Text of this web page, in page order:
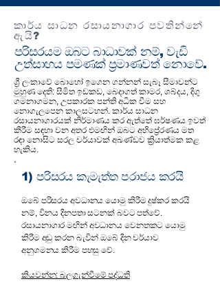
කාර්ය සාධන රසායනාගාර පවතින්නේ
ඇයි?
පරිසරයම ඔබට බාධාවක් නම්, වැඩි
උත්සාහය පමණක් ප්‍රමාණවත් නොවේ.
ශ්‍රී ලංකාවේ බොහෝ ඉගෙන ගන්නන් සැබෑ සීමාවන්ට
මුහුණ දෙති: සීමිත ඉඩකඩ, බෙදාගත් කාමර, ශබ්දය, දිගු
ගමනාගමන, උපකාරක පන්ති අධික වීම සහ
නොගැලපෙන කාලසටහන්. කාර්ය සාධන
රසායනාගාරයක් නිර්මාණය කර ඇත්තේ ඝර්ෂණය ඉවත්
කිරීම සඳහා වන අතර එමඟින් ඔබට අභිප්‍රේරණය මත
රඳා නොසිට සරල චර්යාවක් අඛණ්ඩව ක්‍රියාත්මක කළ
හැකිය.
1) පරිසරය කැමැත්ත පරාජය කරයි
ඔබේ පරිසරය අවධානය යොමු කිරීම දුෂ්කර කරයි
නම්, විනය දිනපතා සටනක් බවට පත්වේ.
රසායනාගාර මඟින් අවධානය වෙනතකට යොමු
කිරීම අඩු කරන බැවින් ඔබේ දින චර්යාව
අනුගමනය කිරීම පහසු වේ.
කියවන්න: බලගැන්වීමේ පද්ධති